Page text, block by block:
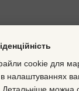
cookie для
налаштуваннях